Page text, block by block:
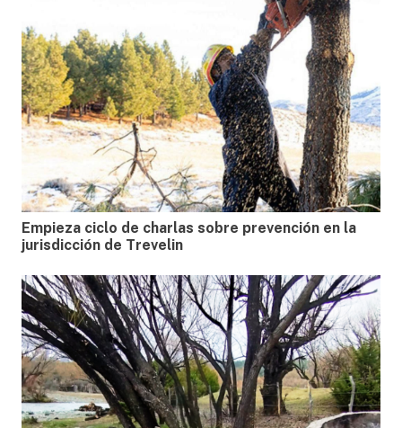
Empieza ciclo de charlas sobre prevención en la
jurisdicción de Trevelin